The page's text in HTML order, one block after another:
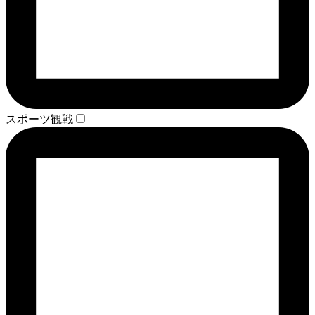
スポーツ観戦